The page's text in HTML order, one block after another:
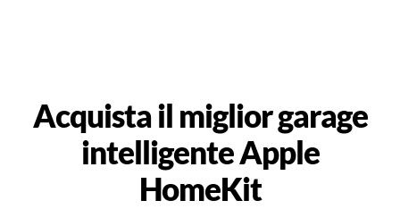
Acquista il miglior garage
intelligente Apple
HomeKit